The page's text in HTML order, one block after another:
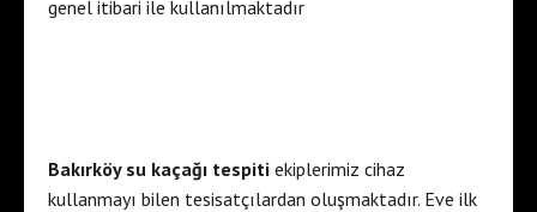
genel itibari ile kullanılmaktadır
Bakırköy su kaçağı tespiti ekiplerimiz cihaz
kullanmayı bilen tesisatçılardan oluşmaktadır. Eve ilk